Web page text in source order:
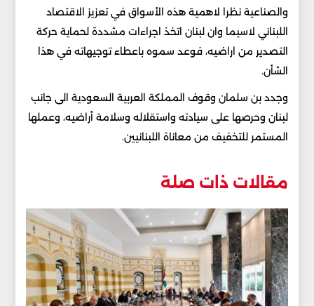
والصناعية نظرا لاهمية هذه الأسواق في تعزيز الاقتصاد
اللبناني لاسيما وان لبنان اتخذ اجراءات مشددة لحماية حركة
التصدير من اراضيه، فوعد سموه باعطاء توجيهاته في هذا
الشأن.
وجدد بن سلمان وقوف المملكة العربية السعودية الى جانب
لبنان وحرصها على سيادته واستقلاله وسلامة أراضيه، وعملها
المستمر للتخفيف من معاناة اللبنانيين.
مقالات ذات صلة